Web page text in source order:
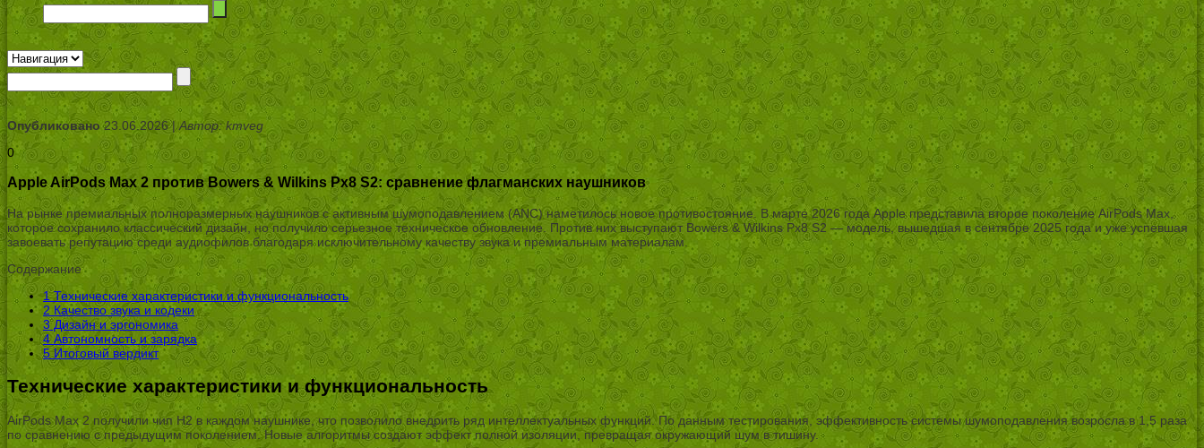
Опубликовано23.06.2026 |Автор: kmveg
0
Apple AirPods Max 2 против Bowers & Wilkins Px8 S2: сравнение флагманских наушников
На рынке премиальных полноразмерных наушников с активным шумоподавлением (ANC) наметилось новое противостояние. В марте 2026 года Apple представила второе поколение AirPods Max,
которое сохранило классический дизайн, но получило серьезное техническое обновление. Против них выступают Bowers & Wilkins Px8 S2 — модель, вышедшая в сентябре 2025 года и уже успевшая
завоевать репутацию среди аудиофилов благодаря исключительному качеству звука и премиальным материалам.
Содержание
1Технические характеристики и функциональность
2 Качество звука и кодеки
3Дизайн и эргономика
4Автономность и зарядка
5Итоговый вердикт
Технические характеристики и функциональность
AirPods Max 2 получили чип H2 в каждом наушнике, что позволило внедрить ряд интеллектуальных функций. По данным тестирования, эффективность системы шумоподавления возросла в 1,5 раза
по сравнению с предыдущим поколением. Новые алгоритмы создают эффект полной изоляции, превращая окружающий шум в тишину.